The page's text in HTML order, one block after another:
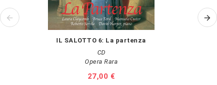
IL SALOTTO 6: La partenza
CD
Opera Rara
Prezzo
27,00 €